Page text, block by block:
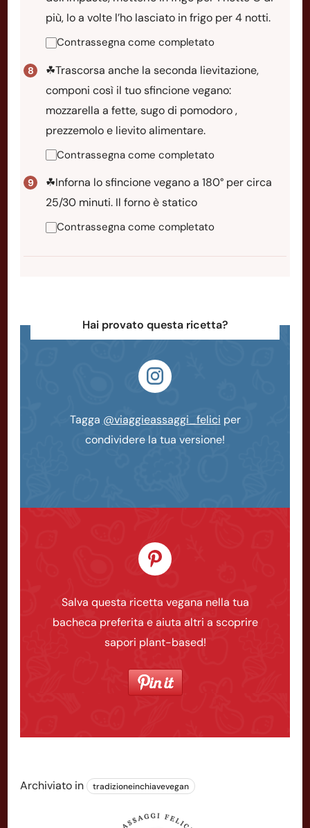
più, Io a volte l’ho lasciato in frigo per 4 notti.
Contrassegna come completato
☘Trascorsa anche la seconda lievitazione,
componi così il tuo sfincione vegano:
mozzarella a fette, sugo di pomodoro ,
prezzemolo e lievito alimentare.
Contrassegna come completato
☘Inforna lo sfincione vegano a 180° per circa
25/30 minuti. Il forno è statico
Contrassegna come completato
Hai provato questa ricetta?
Tagga @viaggieassaggi_felici per
condividere la tua versione!
Salva questa ricetta vegana nella tua
bacheca preferita e aiuta altri a scoprire
sapori plant-based!
Archiviato in tradizioneinchiavevegan